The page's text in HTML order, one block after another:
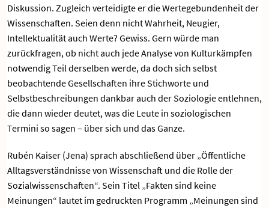
Diskussion. Zugleich verteidigte er die Wertegebundenheit der
Wissenschaften. Seien denn nicht Wahrheit, Neugier,
Intellektualität auch Werte? Gewiss. Gern würde man
zurückfragen, ob nicht auch jede Analyse von Kulturkämpfen
notwendig Teil derselben werde, da doch sich selbst
beobachtende Gesellschaften ihre Stichworte und
Selbstbeschreibungen dankbar auch der Soziologie entlehnen,
die dann wieder deutet, was die Leute in soziologischen
Termini so sagen – über sich und das Ganze.
Rubén Kaiser (Jena) sprach abschließend über „Öffentliche
Alltagsverständnisse von Wissenschaft und die Rolle der
Sozialwissenschaften“. Sein Titel „Fakten sind keine
Meinungen“ lautet im gedruckten Programm „Meinungen sind